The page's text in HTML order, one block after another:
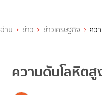
อ่าน ข่าว ข่าวเศรษฐกิจ คว
ความดันโลหิต